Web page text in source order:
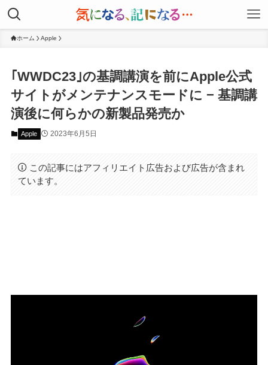
ホーム Apple
｢WWDC23｣の基調講演を前にApple公式
サイトがメンテナンスモードに − 基調講
演後に何らかの新製品発売か
Apple 2023年6月5日
この記事にはアフィリエイト広告および広告が含まれ
ています。